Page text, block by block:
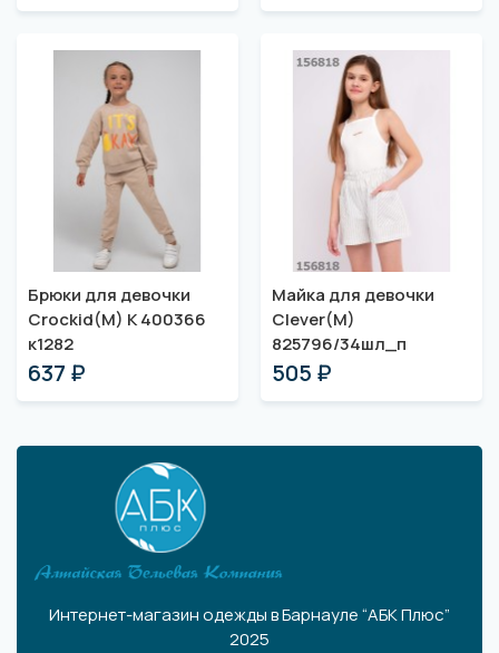
Брюки для девочки
Crockid(M) К 400366
к1282
637 ₽
Майка для девочки
Clever(M)
825796/34шл_п
505 ₽
Интернет-магазин одежды в Барнауле “АБК Плюс”
2025